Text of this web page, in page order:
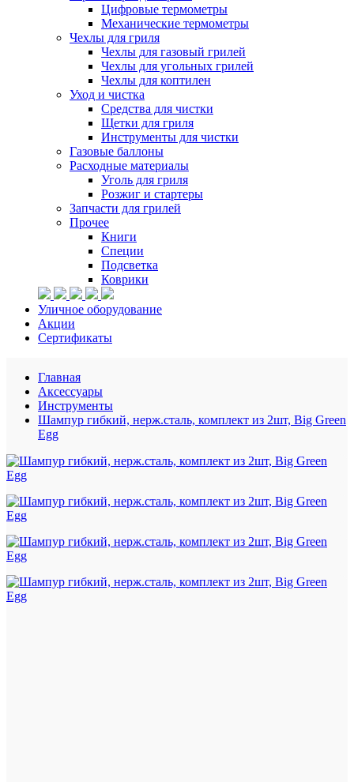
Цифровые термометры
Механические термометры
Чехлы для гриля
Чехлы для газовый грилей
Чехлы для угольных грилей
Чехлы для коптилен
Уход и чистка
Средства для чистки
Щетки для гриля
Инструменты для чистки
Газовые баллоны
Расходные материалы
Уголь для гриля
Розжиг и стартеры
Запчасти для грилей
Прочее
Книги
Специи
Подсветка
Коврики
Уличное оборудование
Акции
Сертификаты
Главная
Аксессуары
Инструменты
Шампур гибкий, нерж.сталь, комплект из 2шт, Big Green
Egg